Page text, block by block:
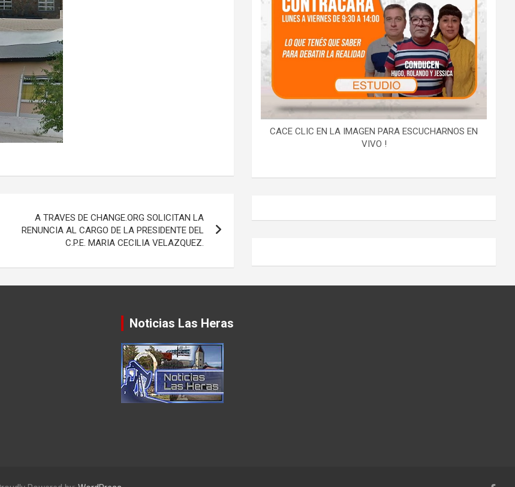
A TRAVES DE CHANGE.ORG SOLICITAN LA
RENUNCIA AL CARGO DE LA PRESIDENTE DEL
C.P.E. MARIA CECILIA VELAZQUEZ.
CACE CLIC EN LA IMAGEN PARA ESCUCHARNOS EN
VIVO !
Noticias Las Heras